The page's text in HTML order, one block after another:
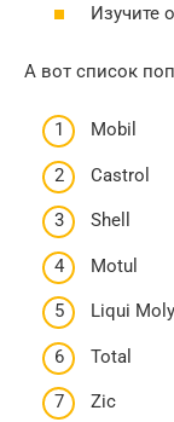
Изучите
А вот список
Mobil
Castrol
Shell
Motul
Liqui Moly
Total
Zic